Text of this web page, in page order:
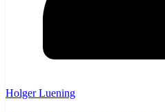
Holger Luening